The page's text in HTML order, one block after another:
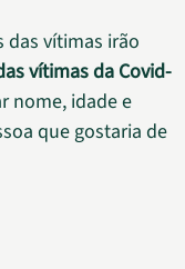
das vítimas irão
vítimas da Covid-
nome, idade e
que gostaria de